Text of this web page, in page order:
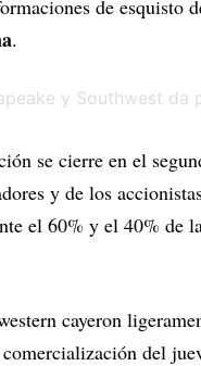
de esquisto
.
se cierre en el
y de los
el 60% y el 40% de
cayeron
del